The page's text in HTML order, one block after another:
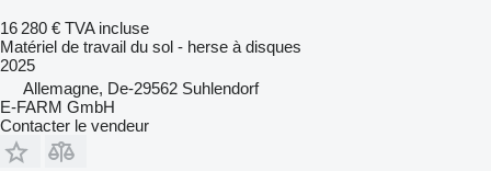
16 280 € TVA incluse
Matériel de travail du sol - herse à disques
2025
Allemagne, De-29562 Suhlendorf
E-FARM GmbH
Contacter le vendeur